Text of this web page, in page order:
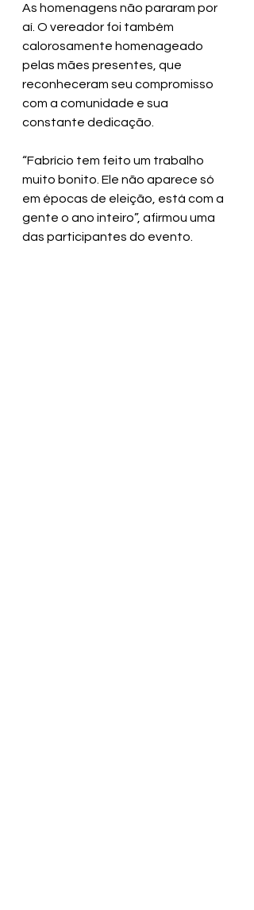
As homenagens não pararam por
aí. O vereador foi também
calorosamente homenageado
pelas mães presentes, que
reconheceram seu compromisso
com a comunidade e sua
constante dedicação.
“Fabrício tem feito um trabalho
muito bonito. Ele não aparece só
em épocas de eleição, está com a
gente o ano inteiro”, afirmou uma
das participantes do evento.